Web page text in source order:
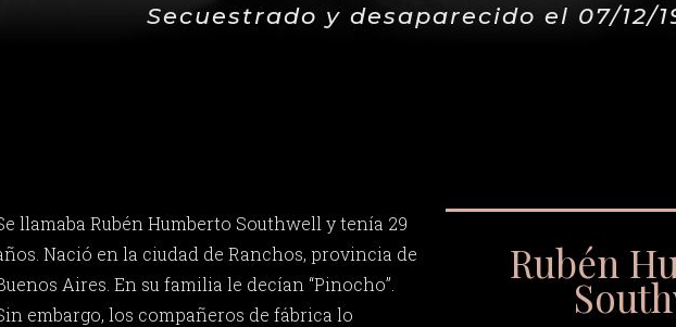
Secuestrado y desaparecido el 07/12/
llamaba Rubén Humberto Southwell y tenía 29
Nació en la ciudad de Ranchos, provincia de
Aires. En su familia le decían “Pinocho”.
embargo, los compañeros de fábrica lo
Rubén